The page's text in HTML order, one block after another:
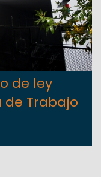
de ley
Trabajo